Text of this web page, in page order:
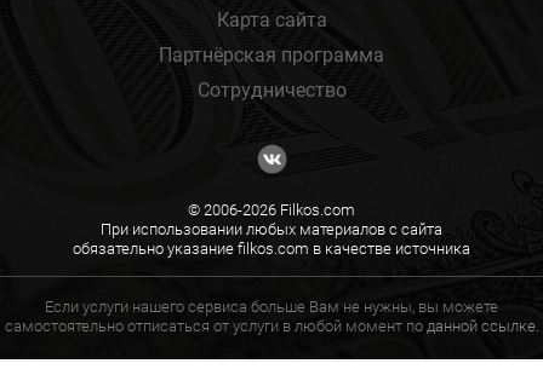
Карта сайта
Партнёрская программа
Сотрудничество
© 2006-2026 Filkos.com
При использовании любых материалов с сайта
обязательно указание filkos.com в качестве источника
Если услуги нашего сервиса больше Вам не нужны, вы можете
самостоятельно отписаться от услуги в любой момент по данной ссылке.